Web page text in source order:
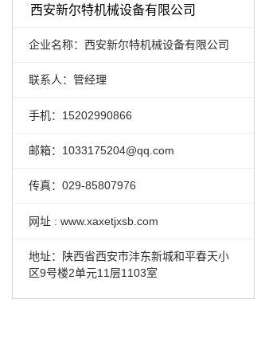
西安新尔特机械设备有限公司
企业名称：西安新尔特机械设备有限公司
联系人：管经理
手机：15202990866
邮箱：1033175204@qq.com
传真：029-85807976
网址 : www.xaxetjxsb.com
地址：陕西省西安市沣东新城和平春天小
区9号楼2单元11层1103室